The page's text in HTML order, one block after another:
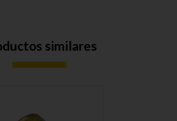
similares